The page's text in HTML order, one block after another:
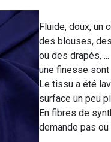
Fluide, doux, un
des blouses,
ou des drapés,
une finesse
Le tissu a été
surface un peu
En fibres de
demande pas